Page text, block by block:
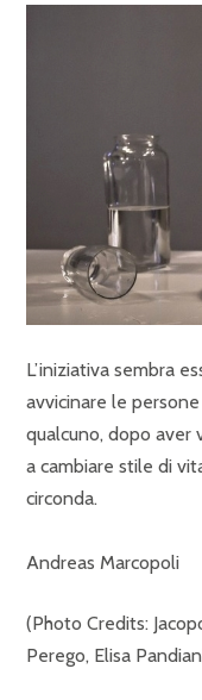
L’iniziativa sembra
avvicinare le
qualcuno, dopo aver
a cambiare stile di
circonda.
Andreas Marcopoli
(Photo Credits:
Perego, Elisa